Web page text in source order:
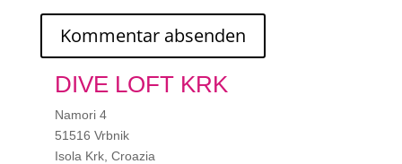
DIVE LOFT KRK
Namori 4
51516 Vrbnik
Isola Krk, Croazia